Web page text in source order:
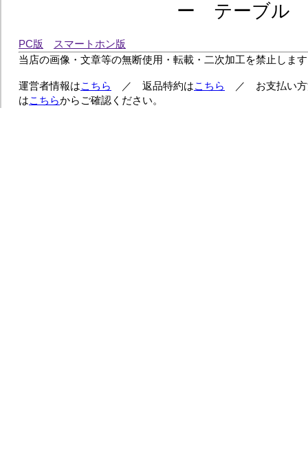
ー テーブル
PC版
スマートホン版
当店の画像・文章等の無断使用・転載・二次加工を禁止しま
運営者情報はこちら ／ 返品特約はこちら
／ お支払い方
はこちらからご確認ください。